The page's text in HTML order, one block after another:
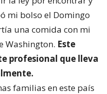
mi bolso el Domingo
una comida con mi
Washington. Este
profesional que lleva
familias en este país